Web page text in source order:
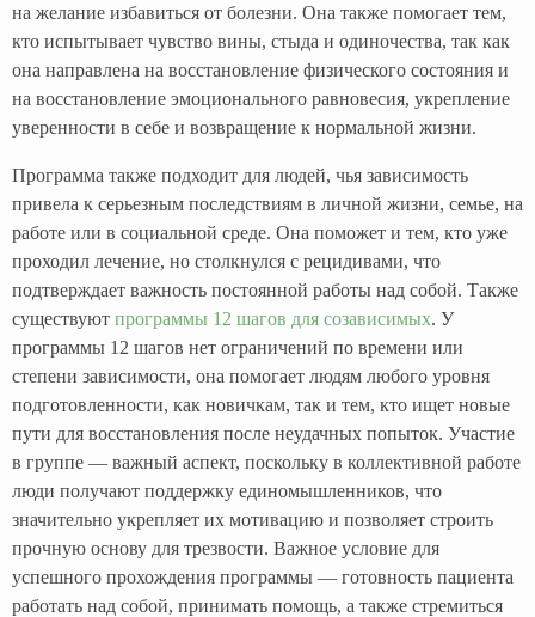
на желание избавиться от болезни. Она также помогает тем,
кто испытывает чувство вины, стыда и одиночества, так как
она направлена на восстановление физического состояния и
на восстановление эмоционального равновесия, укрепление
уверенности в себе и возвращение к нормальной жизни.
Программа также подходит для людей, чья зависимость
привела к серьезным последствиям в личной жизни, семье, на
работе или в социальной среде. Она поможет и тем, кто уже
проходил лечение, но столкнулся с рецидивами, что
подтверждает важность постоянной работы над собой. Также
существуют программы 12 шагов для созависимых. У
программы 12 шагов нет ограничений по времени или
степени зависимости, она помогает людям любого уровня
подготовленности, как новичкам, так и тем, кто ищет новые
пути для восстановления после неудачных попыток. Участие
в группе — важный аспект, поскольку в коллективной работе
люди получают поддержку единомышленников, что
значительно укрепляет их мотивацию и позволяет строить
прочную основу для трезвости. Важное условие для
успешного прохождения программы — готовность пациента
работать над собой, принимать помощь, а также стремиться